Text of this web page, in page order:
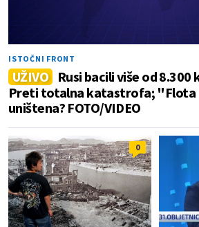
ISTOČNI FRONT
UŽIVO Rusi bacili više od 8.300
Preti totalna katastrofa; "Flota
uništena? FOTO/VIDEO
0